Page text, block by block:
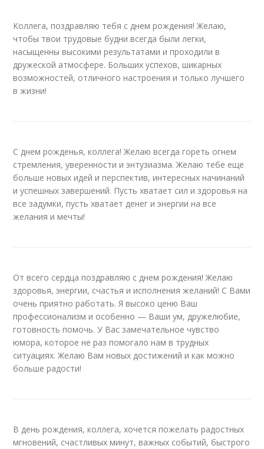
Коллега, поздравляю тебя с днем рождения! Желаю,
чтобы твои трудовые будни всегда были легки,
насыщенны высокими результатами и проходили в
дружеской атмосфере. Больших успехов, шикарных
возможностей, отличного настроения и только лучшего
в жизни!
С днем рожденья, коллега! Желаю всегда гореть огнем
стремления, уверенности и энтузиазма. Желаю тебе еще
больше новых идей и перспектив, интересных начинаний
и успешных завершений. Пусть хватает сил и здоровья на
все задумки, пусть хватает денег и энергии на все
желания и мечты!
От всего сердца поздравляю с днем рождения! Желаю
здоровья, энергии, счастья и исполнения желаний! С Вами
очень приятно работать. Я высоко ценю Ваш
профессионализм и особенно — Ваши ум, дружелюбие,
готовность помочь. У Вас замечательное чувство
юмора, которое не раз помогало нам в трудных
ситуациях. Желаю Вам новых достижений и как можно
больше радости!
В день рождения, коллега, хочется пожелать радостных
мгновений, счастливых минут, важных событий, быстрого